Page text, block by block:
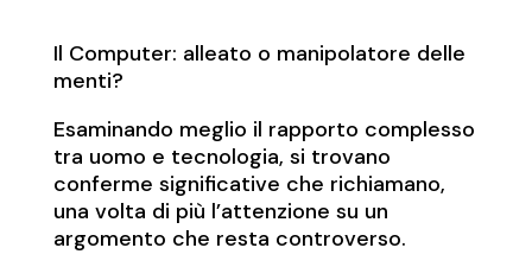
Il Computer: alleato o manipolatore delle
menti?
Esaminando meglio il rapporto complesso
tra uomo e tecnologia, si trovano
conferme significative che richiamano,
una volta di più l’attenzione su un
argomento che resta controverso.